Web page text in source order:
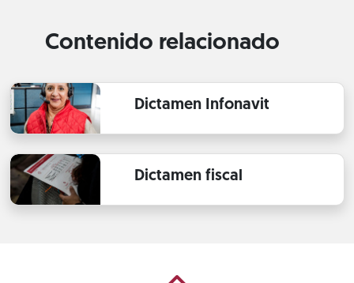
Contenido relacionado
Dictamen Infonavit
Dictamen fiscal